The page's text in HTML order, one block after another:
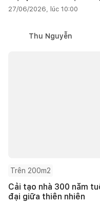
27/06/2026, lúc 10:00
Thu Nguyễn
Trên 200m2
Cải tạo nhà 300 năm
đại giữa thiên nhiên